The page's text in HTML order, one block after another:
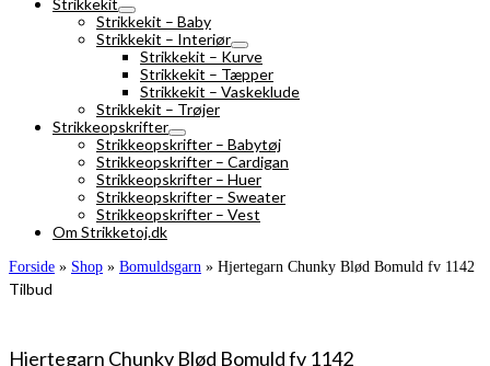
Strikkekit
Strikkekit – Baby
Strikkekit – Interiør
Strikkekit – Kurve
Strikkekit – Tæpper
Strikkekit – Vaskeklude
Strikkekit – Trøjer
Strikkeopskrifter
Strikkeopskrifter – Babytøj
Strikkeopskrifter – Cardigan
Strikkeopskrifter – Huer
Strikkeopskrifter – Sweater
Strikkeopskrifter – Vest
Om Strikketoj.dk
Forside » Shop » Bomuldsgarn » Hjertegarn Chunky Blød Bomuld fv 1142
Tilbud
Hjertegarn Chunky Blød Bomuld fv 1142